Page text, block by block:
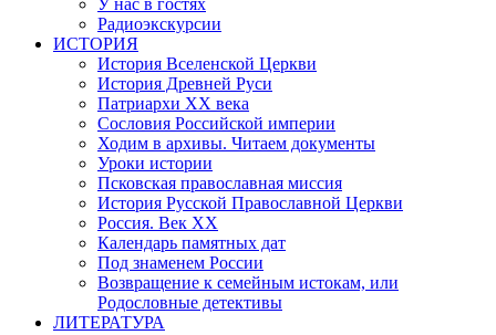
Радиоэкскурсии
ИСТОРИЯ
История Вселенской Церкви
История Древней Руси
Патриархи XX века
Сословия Российской империи
Ходим в архивы. Читаем документы
Уроки истории
Псковская православная миссия
История Русской Православной Церкви
Россия. Век ХХ
Календарь памятных дат
Под знаменем России
Возвращение к семейным истокам, или
Родословные детективы
ЛИТЕРАТУРА